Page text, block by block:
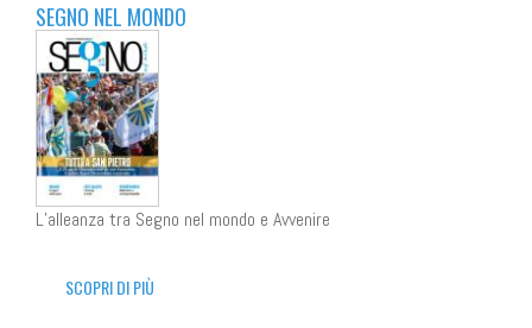
SEGNO NEL MONDO
L’alleanza tra Segno nel mondo e Avvenire
SCOPRI DI PIÙ